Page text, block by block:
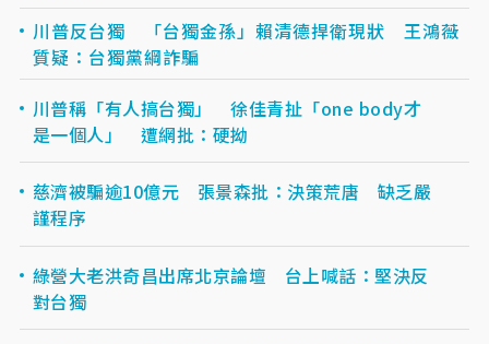
川普反台獨 「台獨金孫」賴清德捍衛現狀 王鴻薇
質疑：台獨黨綱詐騙
川普稱「有人搞台獨」 徐佳青扯「one body才
是一個人」 遭網批：硬拗
慈濟被騙逾10億元 張景森批：決策荒唐 缺乏嚴
謹程序
綠營大老洪奇昌出席北京論壇 台上喊話：堅決反
對台獨